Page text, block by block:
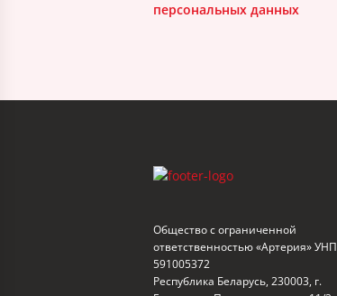
персональных данных
Общество с ограниченной
ответственностью «Артерия» УНП
591005372
Республика Беларусь, 230003, г.